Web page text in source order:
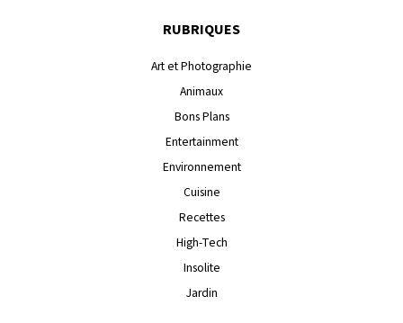
RUBRIQUES
Art et Photographie
Animaux
Bons Plans
Entertainment
Environnement
Cuisine
Recettes
High-Tech
Insolite
Jardin